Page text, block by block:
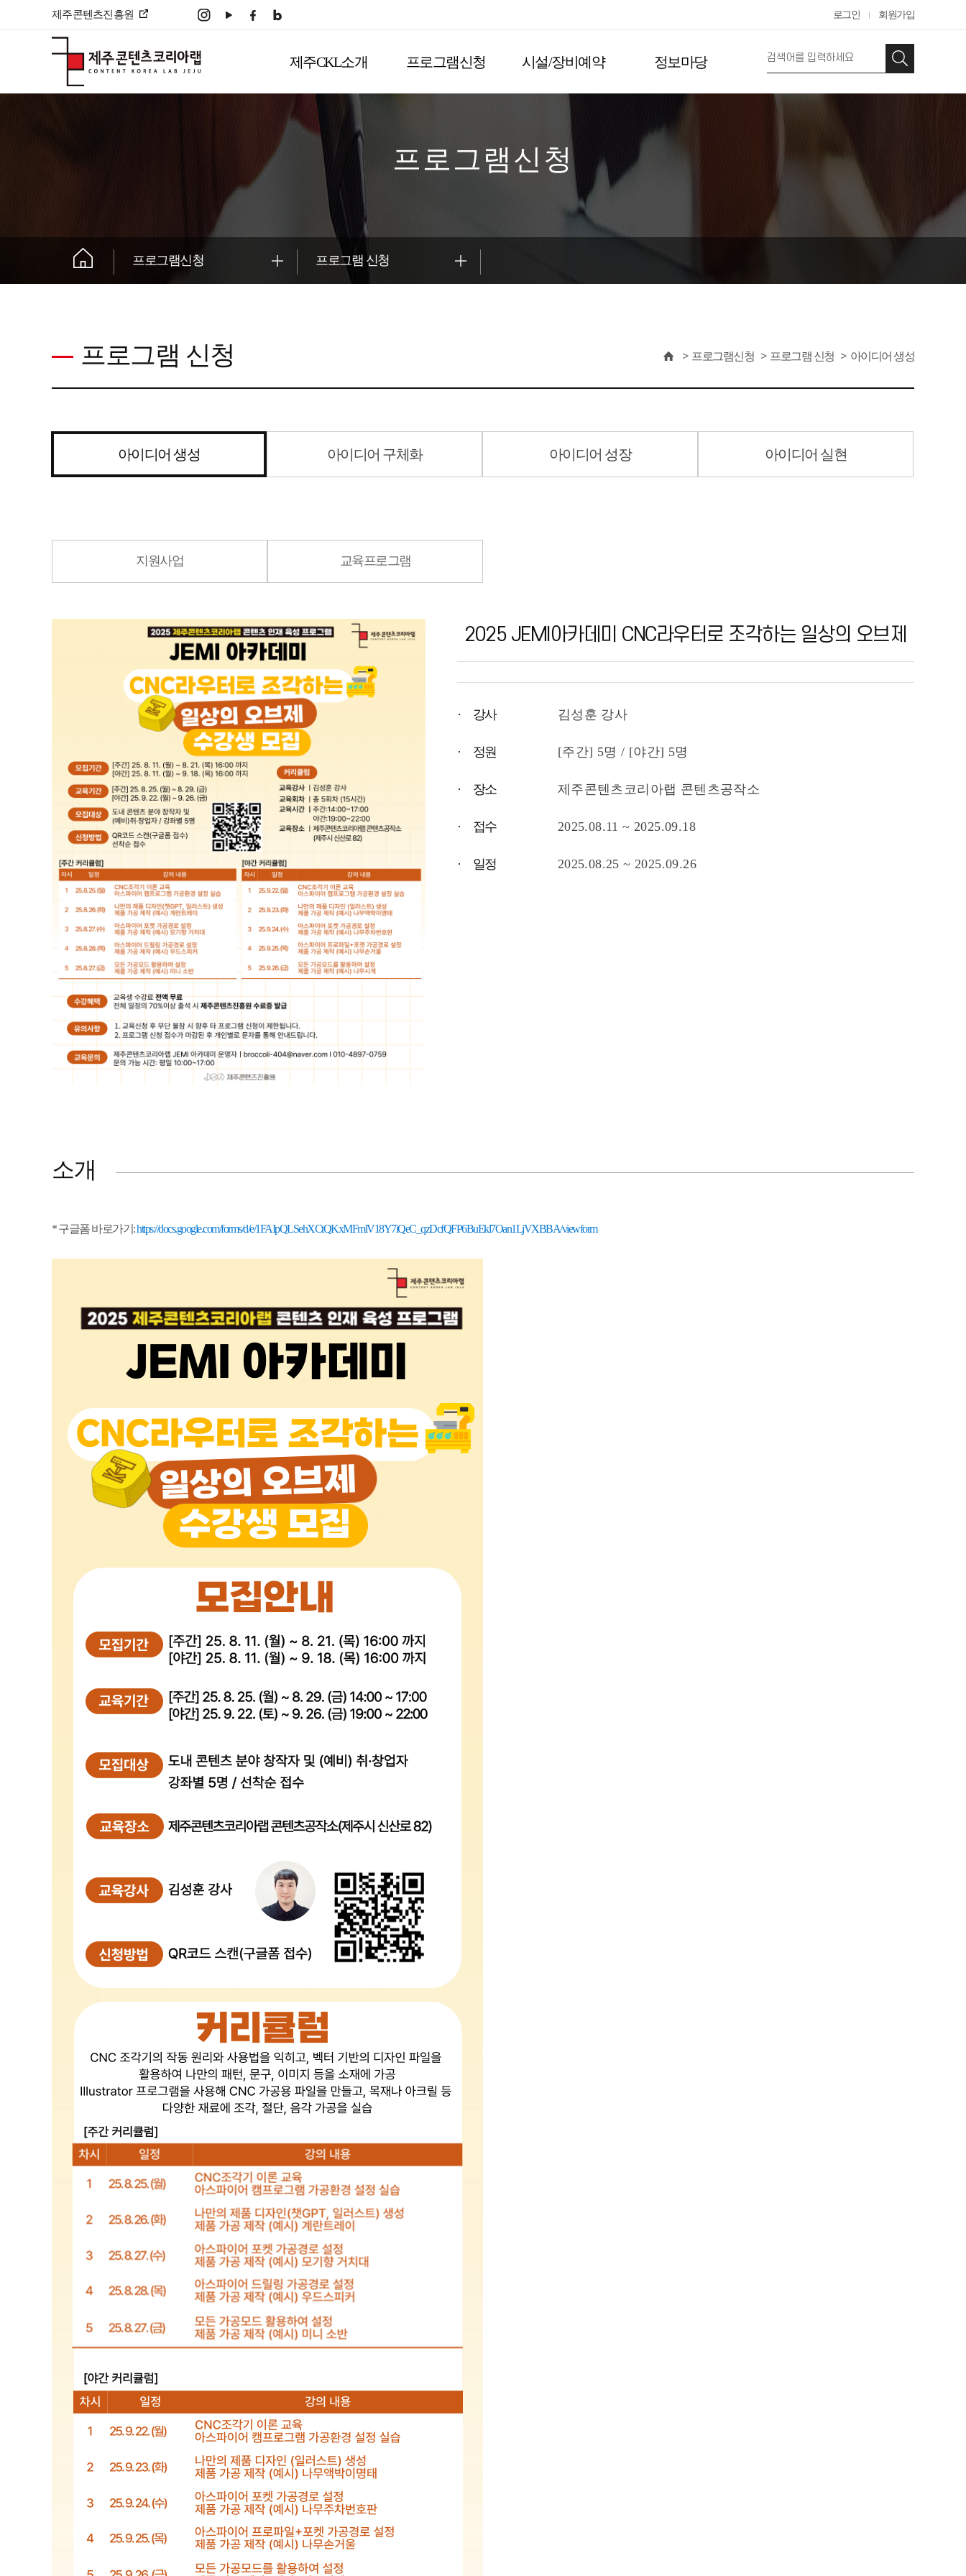
제주콘텐츠진흥원 로그인 회원가입
제주CKL소개 프로그램신청 시설/장비예약 정보마당
프로그램신청
프로그램신청 프로그램 신청
프로그램 신청 프로그램신청 프로그램 신청 아이디어 생성
아이디어 생성 아이디어 구체화 아이디어 성장 아이디어 실현
지원사업 교육프로그램
2025 JEMI아카데미 CNC라우터로 조각하는 일상의 오브제
· 강사 김성훈 강사
· 정원 [주간] 5명 / [야간] 5명
· 장소 제주콘텐츠코리아랩 콘텐츠공작소
· 접수 2025.08.11 ~ 2025.09.18
· 일정 2025.08.25 ~ 2025.09.26
소개
* 구글폼 바로가기:https://docs.google.com/forms/d/e/1FAIpQLSehXCtQKxMFmlV18Y7iQeC_qzDcfQFP6BuEkl7Oan1LjVXBBA/viewform